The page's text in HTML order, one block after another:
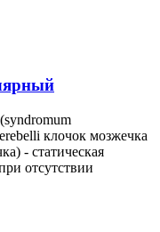
клочок мозжечка
- статическая
отсутствии